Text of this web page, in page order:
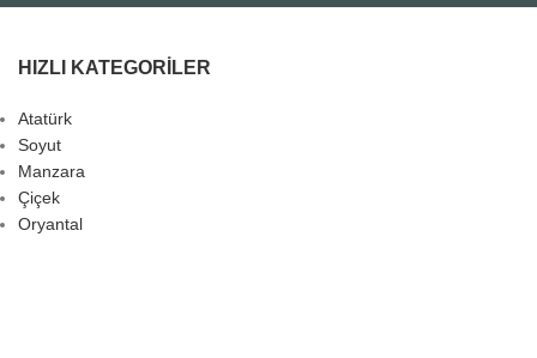
HIZLI KATEGORILER
Atatürk
Soyut
Manzara
Çiçek
Oryantal